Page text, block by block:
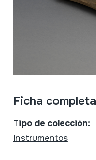
Ficha completa
Tipo de colección:
Instrumentos